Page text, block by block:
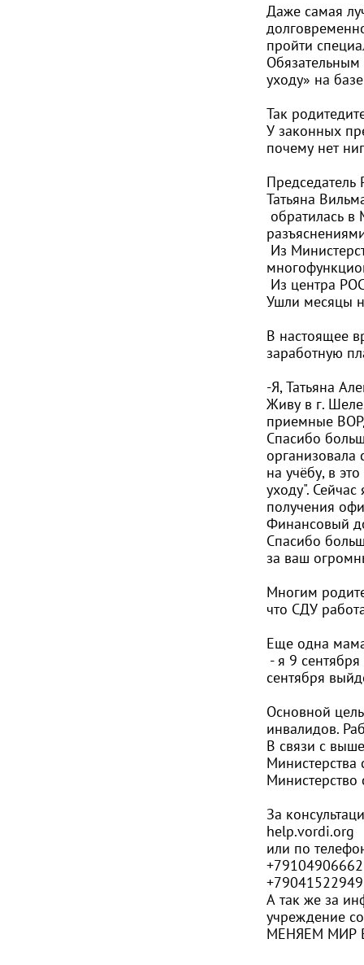
Даже самая
пройти
уходу» на
Так
У законных
почему нет
Татьяна
обратилась в
Из
Из центра
Ушли месяцы
В настоящее
заработную
-Я, Татьяна
Живу в г.
приемные
Спасибо
на учёбу, в
уходу".
получения
Финансовый
Спасибо
за ваш
Многим
что СДУ
Еще одна
- я 9
сентября
Основной
инвалидов.
В связи с
Министерства
Министерство
За
help.vordi.org
или по
+79104906662
+79041522949
А так же за
учреждение
МЕНЯЕМ МИР